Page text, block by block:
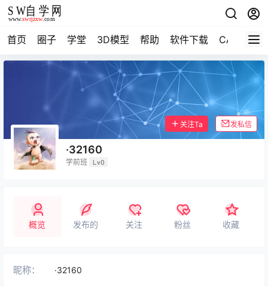
首页 圈子 学堂 3D模型 帮助 软件下载 CAD资料
·32160
学前班 Lv0
关注Ta 发私信
概览 发布的 关注 粉丝 收藏
昵称： ·32160